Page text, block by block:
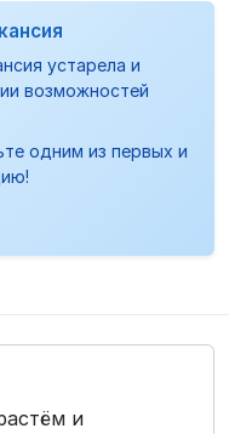
устарела и
возможностей
одним из первых и
и